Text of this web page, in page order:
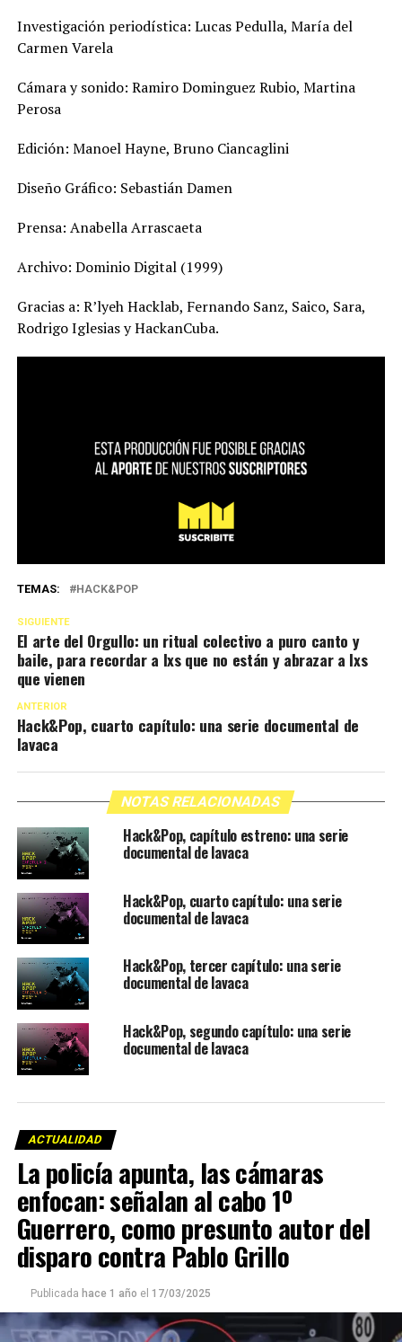
Investigación periodística: Lucas Pedulla, María del
Carmen Varela
Cámara y sonido: Ramiro Dominguez Rubio, Martina
Perosa
Edición: Manoel Hayne, Bruno Ciancaglini
Diseño Gráfico: Sebastián Damen
Prensa: Anabella Arrascaeta
Archivo: Dominio Digital (1999)
Gracias a: R’lyeh Hacklab, Fernando Sanz, Saico, Sara,
Rodrigo Iglesias y HackanCuba.
TEMAS: HACK&POP
SIGUIENTE
El arte del Orgullo: un ritual colectivo a puro canto y
baile, para recordar a lxs que no están y abrazar a lxs
que vienen
ANTERIOR
Hack&Pop, cuarto capítulo: una serie documental de
lavaca
NOTAS RELACIONADAS
Hack&Pop, capítulo estreno: una serie
documental de lavaca
Hack&Pop, cuarto capítulo: una serie
documental de lavaca
Hack&Pop, tercer capítulo: una serie
documental de lavaca
Hack&Pop, segundo capítulo: una serie
documental de lavaca
ACTUALIDAD
La policía apunta, las cámaras
enfocan: señalan al cabo 1º
Guerrero, como presunto autor del
disparo contra Pablo Grillo
Publicada hace 1 año el 17/03/2025